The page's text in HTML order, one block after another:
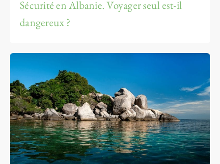
Sécurité en Albanie. Voyager seul est-il
dangereux ?